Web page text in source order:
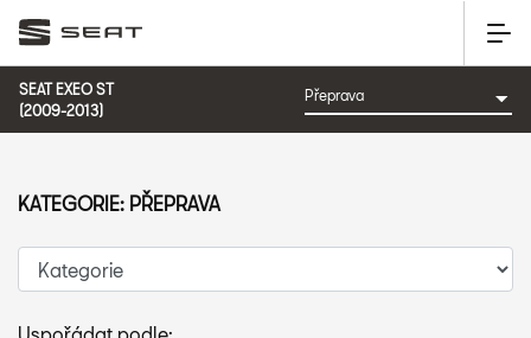
SEAT EXEO ST
(2009-2013)
KATEGORIE: PŘEPRAVA